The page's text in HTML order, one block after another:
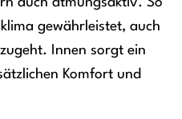
gewährleistet, auch
Innen sorgt ein
Komfort und